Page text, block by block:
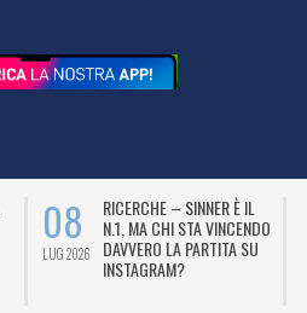
08
LUG 2026
RICERCHE – SINNER È IL
N.1, MA CHI STA VINCENDO
DAVVERO LA PARTITA SU
INSTAGRAM?